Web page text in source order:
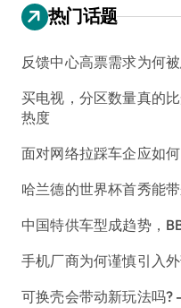
热门话题
反馈中心高票需求为何
买电视，分区数量真的
热度
面对网络拉踩车企应如
哈兰德的世界杯首秀能
中国特供车型成趋势，
手机厂商为何谨慎引入
可换壳会带动新玩法吗?